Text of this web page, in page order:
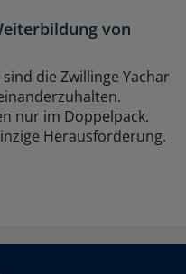
von
die Zwillinge Yachar
nur im Doppelpack.
Herausforderung.